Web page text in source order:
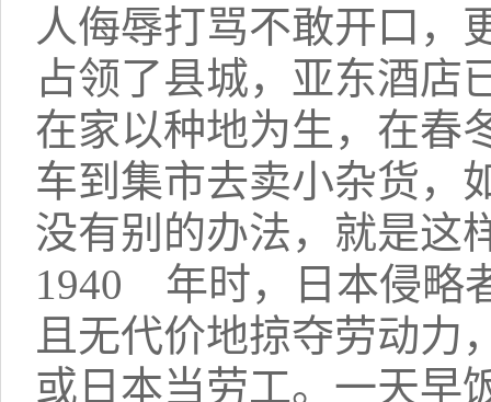
人侮辱打骂不敢开口，
占领了县城，亚东酒店
在家以种地为生，在春
车到集市去卖小杂货，
没有别的办法，就是
1940 年时，日本侵略
且无代价地掠夺劳动力
或日本当劳工。一天早